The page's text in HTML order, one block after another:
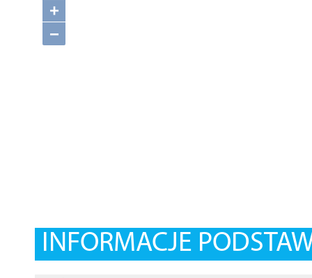
+
−
INFORMACJE